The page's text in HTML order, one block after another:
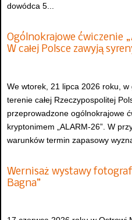
dowódca 5...
Ogólnokrajowe ćwiczenie
W całej Polsce zawyją
We wtorek, 21 lipca 2026 roku,
terenie całej Rzeczypospolitej
przeprowadzone ogólnokrajowe
kryptonimem „ALARM-26”. W
warunków termin zapasowy
Wernisaż wystawy
Bagna”